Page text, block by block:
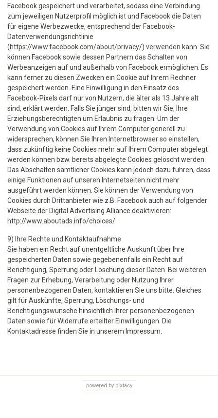
Facebook gespeichert und verarbeitet, sodass eine Verbindung
zum jeweiligen Nutzerprofil möglich ist und Facebook die Daten
für eigene Werbezwecke, entsprechend der Facebook-
Datenverwendungsrichtlinie
(https://www.facebook.com/about/privacy/) verwenden kann. Sie
können Facebook sowie dessen Partnern das Schalten von
Werbeanzeigen auf und außerhalb von Facebook ermöglichen. Es
kann ferner zu diesen Zwecken ein Cookie auf Ihrem Rechner
gespeichert werden. Eine Einwilligung in den Einsatz des
Facebook-Pixels darf nur von Nutzern, die älter als 13 Jahre alt
sind, erklärt werden. Falls Sie jünger sind, bitten wir Sie, Ihre
Erziehungsberechtigten um Erlaubnis zu fragen. Um der
Verwendung von Cookies auf Ihrem Computer generell zu
widersprechen, können Sie Ihren Internetbrowser so einstellen,
dass zukünftig keine Cookies mehr auf Ihrem Computer abgelegt
werden können bzw. bereits abgelegte Cookies gelöscht werden.
Das Abschalten sämtlicher Cookies kann jedoch dazu führen, dass
einige Funktionen auf unseren Internetseiten nicht mehr
ausgeführt werden können. Sie können der Verwendung von
Cookies durch Drittanbieter wie z.B. Facebook auch auf folgender
Webseite der Digital Advertising Alliance deaktivieren:
http://www.aboutads.info/choices/
9) Ihre Rechte und Kontaktaufnahme
Sie haben ein Recht auf unentgeltliche Auskunft über Ihre
gespeicherten Daten sowie gegebenenfalls ein Recht auf
Berichtigung, Sperrung oder Löschung dieser Daten. Bei weiteren
Fragen zur Erhebung, Verarbeitung oder Nutzung Ihrer
personenbezogenen Daten, kontaktieren Sie uns bitte. Gleiches
gilt für Auskünfte, Sperrung, Löschungs- und
Berichtigungswünsche hinsichtlich Ihrer personenbezogenen
Daten sowie für Widerrufe erteilter Einwilligungen. Die
Kontaktadresse finden Sie in unserem Impressum.
powered by pixtacy